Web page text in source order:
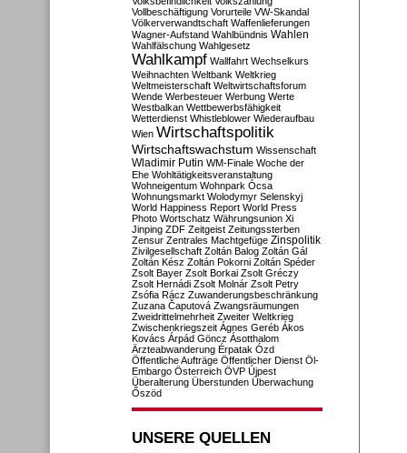
Vollbeschäftigung Vorurteile VW-Skandal
Völkerverwandtschaft Waffenlieferungen
Wagner-Aufstand Wahlbündnis Wahlen
Wahlfälschung Wahlgesetz
Wahlkampf Wallfahrt Wechselkurs
Weihnachten Weltbank Weltkrieg
Weltmeisterschaft Weltwirtschaftsforum
Wende Werbesteuer Werbung Werte
Westbalkan Wettbewerbsfähigkeit
Wetterdienst Whistleblower Wiederaufbau
Wien Wirtschaftspolitik
Wirtschaftswachstum Wissenschaft
Wladimir Putin WM-Finale Woche der
Ehe Wohltätigkeitsveranstaltung
Wohneigentum Wohnpark Ócsa
Wohnungsmarkt Wolodymyr Selenskyj
World Happiness Report World Press
Photo Wortschatz Währungsunion Xi
Jinping ZDF Zeitgeist Zeitungssterben
Zensur Zentrales Machtgefüge Zinspolitik
Zivilgesellschaft Zoltán Balog Zoltán Gál
Zoltán Kész Zoltán Pokorni Zoltán Spéder
Zsolt Bayer Zsolt Borkai Zsolt Gréczy
Zsolt Hernádi Zsolt Molnár Zsolt Petry
Zsófia Rácz Zuwanderungsbeschränkung
Zuzana Čaputová Zwangsräumungen
Zweidrittelmehrheit Zweiter Weltkrieg
Zwischenkriegszeit Ágnes Geréb Ákos
Kovács Árpád Göncz Ásotthalom
Ärzteabwanderung Érpatak Ózd
Öffentliche Aufträge Öffentlicher Dienst Öl-
Embargo Österreich ÖVP Újpest
Überalterung Überstunden Überwachung
Őszöd
UNSERE QUELLEN